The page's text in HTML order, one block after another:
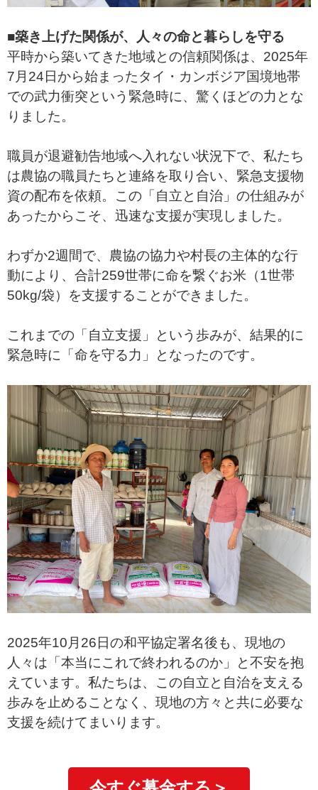
■築き上げた関係が、人々の命と暮らしを守る
平時から築いてきた地域との信頼関係は、2025年
7月24日から始まったタイ・カンボジア国境地帯
での武力衝突という緊急時に、驚くほどの力とな
りました。
職員が退避勧告地域へ入れない状況下で、私たち
は農協の職員たちと連絡を取り合い、緊急支援物
資の配布を依頼。この「自立と自治」の仕組みが
あったからこそ、迅速な支援が実現しました。
わずか2週間で、農協の協力や村長の主体的な行
動により、合計259世帯に命を繋ぐお米（1世帯
50kg/袋）を支援することができました。
これまでの「自立支援」という歩みが、結果的に
緊急時に「命を守る力」となったのです。
2025年10月26日の和平協定署名後も、現地の
人々は「本当にこれで終われるのか」と不安を抱
えています。私たちは、この自立と自治を支える
歩みを止めることなく、現地の方々と共に必要な
支援を続けてまいります。